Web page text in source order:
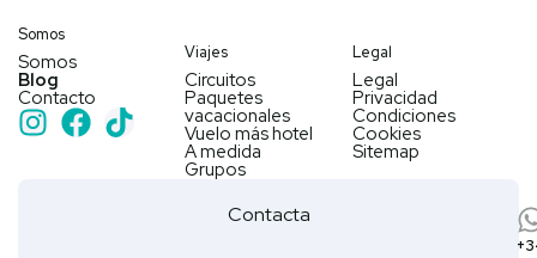
Somos
Somos
Blog
Contacto
I
F
T
Viajes
Circuitos
Paquetes
vacacionales
Vuelo más hotel
A medida
Grupos
Legal
Legal
Privacidad
Condiciones
Cookies
Sitemap
Contacta